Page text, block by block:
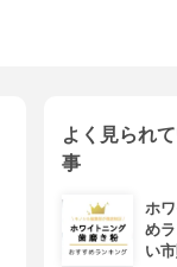
よく見られ
事
ホ
め
い